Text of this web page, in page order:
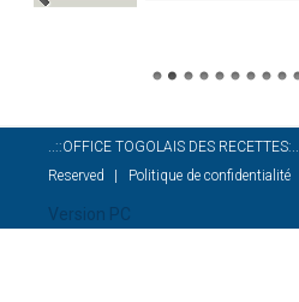
..::OFFICE TOGOLAIS DES RECETTES:..
Reserved
Politique de confidentialité
Version PC